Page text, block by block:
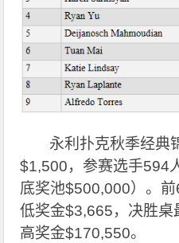
永利扑克秋季经典
$1,500，参赛选手594
底奖池$500,000）。
低奖金$3,665，决胜
高奖金$170,550。